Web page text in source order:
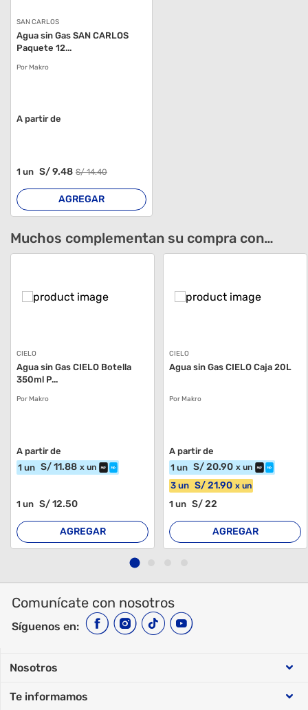
SAN CARLOS
Agua sin Gas SAN CARLOS
Paquete 12...
Por Makro
A partir de
1 un S/9.48 S/14.40
AGREGAR
Muchos complementan su compra con…
CIELO
Agua sin Gas CIELO Botella
350ml P...
Por Makro
A partir de
1 un S/11.88 x un
1 un S/12.50
AGREGAR
CIELO
Agua sin Gas CIELO Caja 20L
Por Makro
A partir de
1 un S/20.90 x un
3 un S/21.90 x un
1 un S/22
AGREGAR
Comunícate con nosotros
Síguenos en:
Nosotros
Sobre Makro
Te informamos